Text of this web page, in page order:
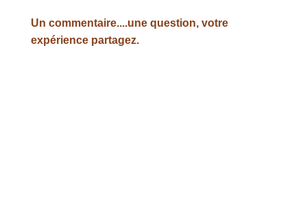
Un commentaire....une question, votre
expérience partagez.